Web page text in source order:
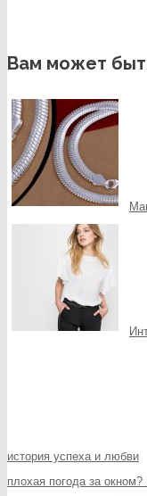
Вам может
история успеха и любви
плохая погода за окном?